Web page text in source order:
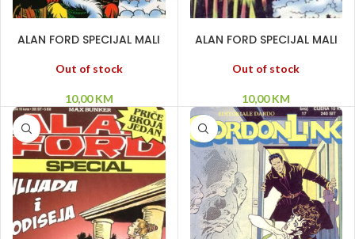
ALAN FORD SPECIJAL MALI
Staljinu..
Out of stock
10,00KM
ALAN FORD SPECIJAL MALI
Danteu..
Out of stock
10,00KM